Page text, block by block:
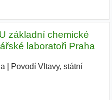
základní chemické
laboratoři Praha
Povodí Vltavy, státní